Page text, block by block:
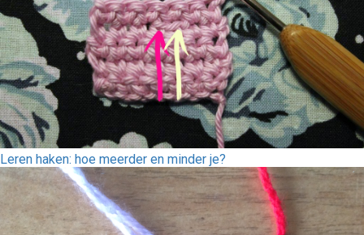
Leren haken: hoe meerder en minder je?